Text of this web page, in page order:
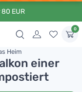
EUR
0
Heim
einer